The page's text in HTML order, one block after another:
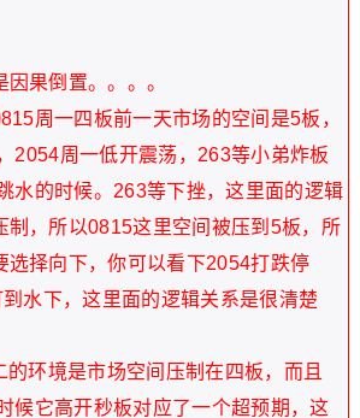
果倒置。。。。
周一四板前一天市场的空间是5板，
2054周一低开震荡，263等小弟炸板
水的时候。263等下挫，这里面的逻辑
制，所以0815这里空间被压到5板，所
选择向下，你可以看下2054打跌停
水下，这里面的逻辑关系是很清楚
的环境是市场空间压制在四板，而且
候它高开秒板对应了一个超预期，这